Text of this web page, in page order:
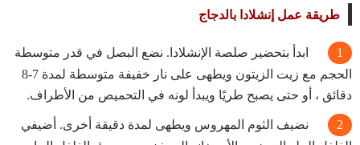
طريقة عمل إنشلادا بالدجاج
ابدأ بتحضير صلصة الإنشلادا. نضع البصل في قدر متوسطة
الحجم مع زيت الزيتون ويطهى على نار خفيفة متوسطة لمدة 7-8
دقائق ، أو حتى يصبح طريًا ويبدأ لونه في التحميص من الأطراف.
نضيف الثوم المهروس ويطهى لمدة دقيقة أخرى. أضيفي